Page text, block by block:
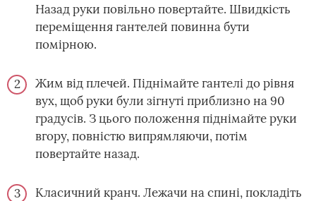
Назад руки повільно повертайте. Швидкість
переміщення гантелей повинна бути
помірною.
Жим від плечей. Піднімайте гантелі до рівня
вух, щоб руки були зігнуті приблизно на 90
градусів. З цього положення піднімайте руки
вгору, повністю випрямляючи, потім
повертайте назад.
Класичний кранч. Лежачи на спині, покладіть